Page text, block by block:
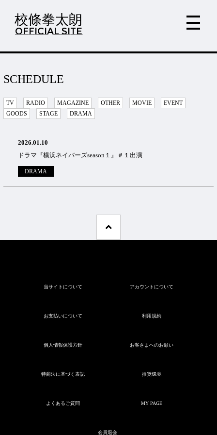
校條拳太朗
OFFICIAL SITE
SCHEDULE
TV RADIO MAGAZINE OTHER MOVIE
EVENT
GOODS
STAGE DRAMA
2026.01.10
ドラマ『横浜ネイバーズseason１』＃１出演
DRAMA
当サイトについて アカウントについて
お支払いについて 利用規約
個人情報保護方針 お客さまへのお願い
特商法に基づく表記 推奨環境
よくあるご質問 MY PAGE
会員退会